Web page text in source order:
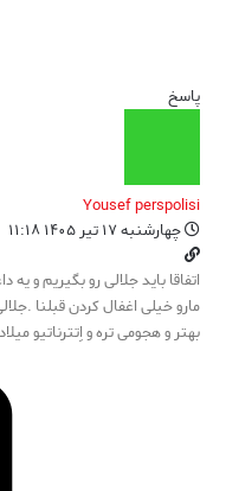
پاسخ
Yousef perspolisi
چهارشنبه ۱۷ تیر ۱۴۰۵ ۱۱:۱۸
اتفاقا باید جلالی رو بگیریم و
مارو خیلی اغفال کردن قبلنا
بهتر و هجومی تره و اِتترناتیو